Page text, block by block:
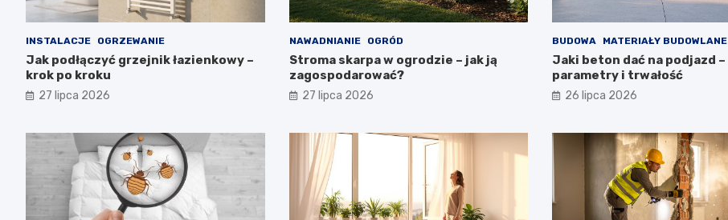
INSTALACJE OGRZEWANIE
Jak podłączyć grzejnik łazienkowy –
krok po kroku
27 lipca 2026
NAWADNIANIE OGRÓD
Stroma skarpa w ogrodzie – jak ją
zagospodarować?
27 lipca 2026
BUDOWA MATERIAŁY BUDOWLANE
Jaki beton dać na podjazd –
parametry i trwałość
26 lipca 2026